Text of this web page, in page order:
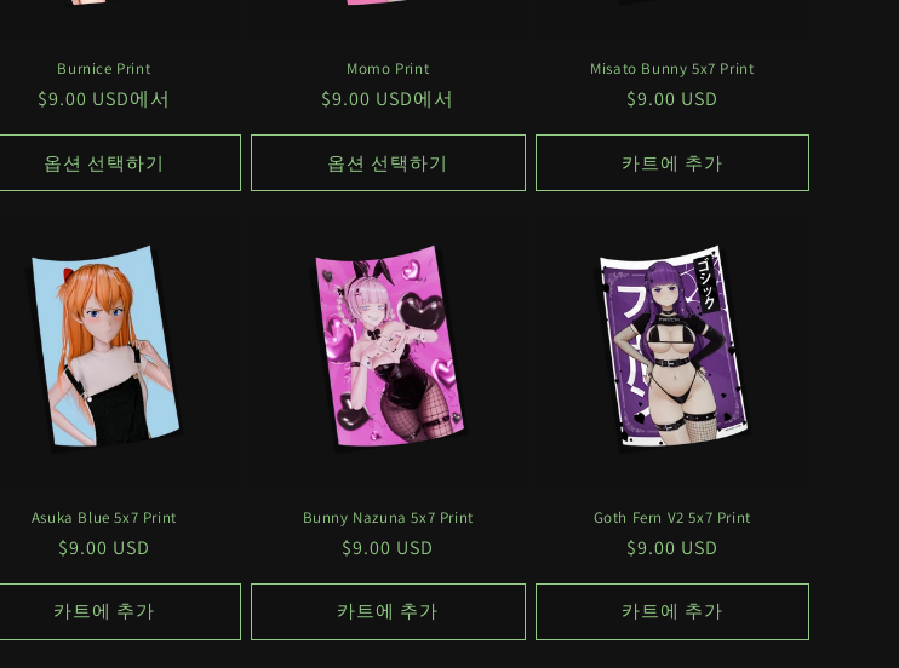
Burnice Print
정
$9.00 USD에서
옵션 선택하기
Momo Print
정
$9.00 USD에서
옵션 선택하기
Misato Bunny 5x7 Print
정
$9.00 USD
카트에 추가
Asuka Blue 5x7 Print
정
$9.00 USD
카트에 추가
Bunny Nazuna 5x7 Print
정
$9.00 USD
카트에 추가
Goth Fern V2 5x7 Print
정
$9.00 USD
카트에 추가